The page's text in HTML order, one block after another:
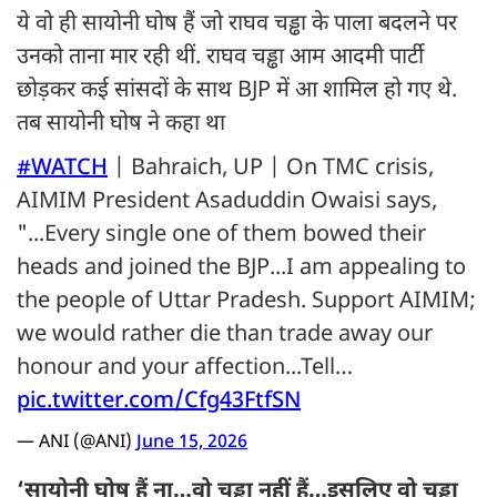
ये वो ही सायोनी घोष हैं जो राघव चड्ढा के पाला बदलने पर
उनको ताना मार रही थीं. राघव चड्ढा आम आदमी पार्टी
छोड़कर कई सांसदों के साथ BJP में आ शामिल हो गए थे.
तब सायोनी घोष ने कहा था
#WATCH | Bahraich, UP | On TMC crisis,
AIMIM President Asaduddin Owaisi says,
"...Every single one of them bowed their
heads and joined the BJP...I am appealing to
the people of Uttar Pradesh. Support AIMIM;
we would rather die than trade away our
honour and your affection...Tell…
pic.twitter.com/Cfg43FtfSN
— ANI (@ANI)June 15, 2026